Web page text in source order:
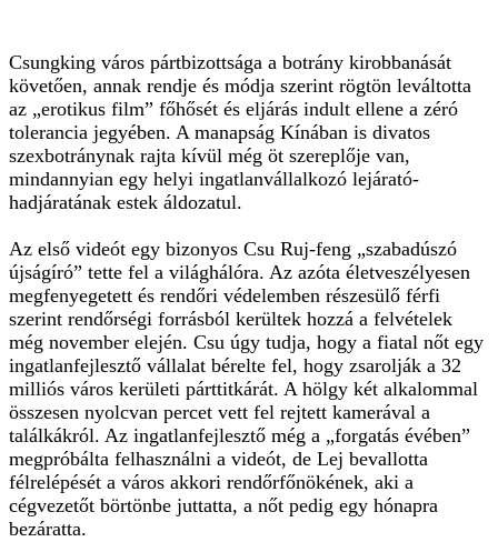
Csungking város pártbizottsága a botrány kirobbanását
követően, annak rendje és módja szerint rögtön leváltotta
az „erotikus film” főhősét és eljárás indult ellene a zéró
tolerancia jegyében. A manapság Kínában is divatos
szexbotránynak rajta kívül még öt szereplője van,
mindannyian egy helyi ingatlanvállalkozó lejárató-
hadjáratának estek áldozatul.
Az első videót egy bizonyos Csu Ruj-feng „szabadúszó
újságíró” tette fel a világhálóra. Az azóta életveszélyesen
megfenyegetett és rendőri védelemben részesülő férfi
szerint rendőrségi forrásból kerültek hozzá a felvételek
még november elején. Csu úgy tudja, hogy a fiatal nőt egy
ingatlanfejlesztő vállalat bérelte fel, hogy zsarolják a 32
milliós város kerületi párttitkárát. A hölgy két alkalommal
összesen nyolcvan percet vett fel rejtett kamerával a
találkákról. Az ingatlanfejlesztő még a „forgatás évében”
megpróbálta felhasználni a videót, de Lej bevallotta
félrelépését a város akkori rendőrfőnökének, aki a
cégvezetőt börtönbe juttatta, a nőt pedig egy hónapra
bezáratta.